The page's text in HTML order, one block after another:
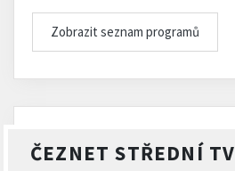
Zobrazit seznam programů
ČEZNET STŘEDNÍ TV